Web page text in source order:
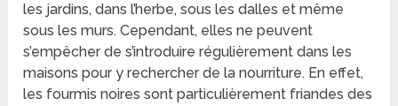
les jardins, dans l’herbe, sous les dalles et même
sous les murs. Cependant, elles ne peuvent
s’empêcher de s’introduire régulièrement dans les
maisons pour y rechercher de la nourriture. En effet,
les fourmis noires sont particulièrement friandes des